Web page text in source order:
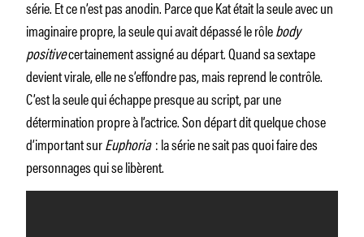
série. Et ce n’est pas anodin. Parce que Kat était la seule avec un
imaginaire propre, la seule qui avait dépassé le rôlebody
positivecertainement assigné au départ. Quand sa sextape
devient virale, elle ne s’effondre pas, mais reprend le contrôle.
C’est la seule qui échappe presque au script, par une
détermination propre à l’actrice. Son départ dit quelque chose
d’important surEuphoria: la série ne sait pas quoi faire des
personnages qui se libèrent.